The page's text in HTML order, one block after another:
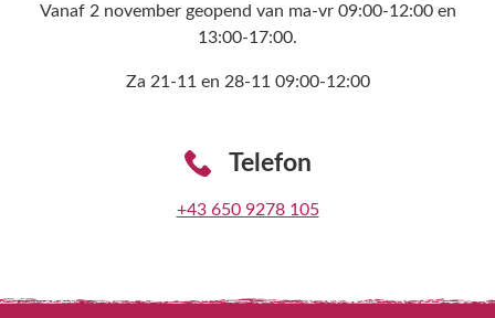
Vanaf 2 november geopend van ma-vr 09:00-12:00 en
13:00-17:00.
Za 21-11 en 28-11 09:00-12:00
Telefon
+43 650 9278 105